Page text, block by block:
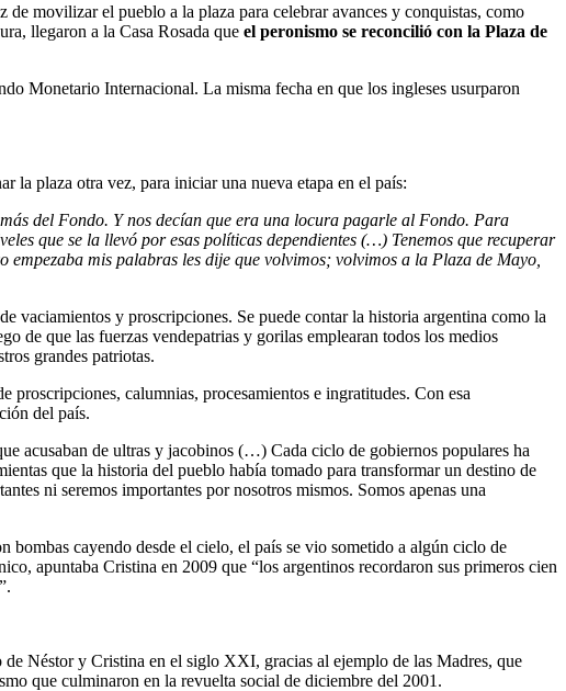
movilizar el pueblo a la plaza para celebrar avances y conquistas, como
llegaron a la Casa Rosada que el peronismo se reconcilió con la Plaza de
Monetario Internacional. La misma fecha en que los ingleses usurparon
la plaza otra vez, para iniciar una nueva etapa en el país:
del Fondo. Y nos decían que era una locura pagarle al Fondo. Para
que se la llevó por esas políticas dependientes (…) Tenemos que recuperar
mis palabras les dije que volvimos; volvimos a la Plaza de Mayo,
vaciamientos y proscripciones. Se puede contar la historia argentina como la
de que las fuerzas vendepatrias y gorilas emplearan todos los medios
grandes patriotas.
calumnias, procesamientos e ingratitudes. Con esa
del país.
acusaban de ultras y jacobinos (…) Cada ciclo de gobiernos populares ha
que la historia del pueblo había tomado para transformar un destino de
ni seremos importantes por nosotros mismos. Somos apenas una
bombas cayendo desde el cielo, el país se vio sometido a algún ciclo de
apuntaba Cristina en 2009 que “los argentinos recordaron sus primeros cien
Néstor y Cristina en el siglo XXI, gracias al ejemplo de las Madres, que
que culminaron en la revuelta social de diciembre del 2001.